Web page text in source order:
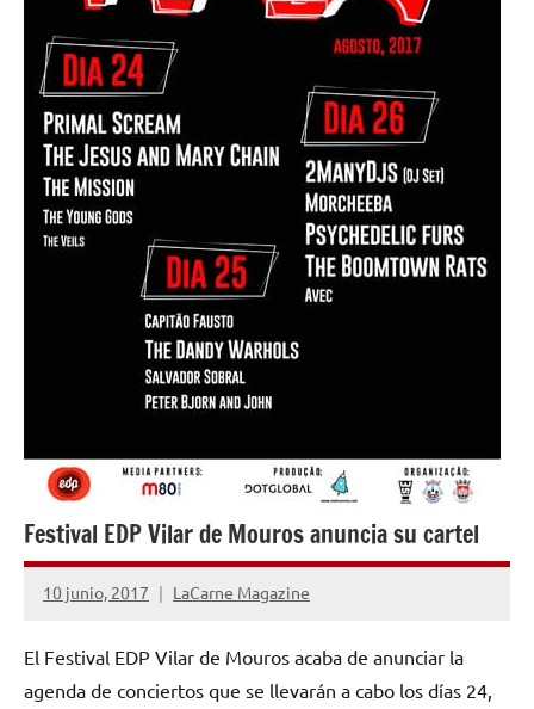
Festival EDP Vilar de Mouros anuncia su cartel
10 junio, 2017 LaCarne Magazine
No
comentarios
El Festival EDP Vilar de Mouros acaba de anunciar la
agenda de conciertos que se llevarán a cabo los días 24,